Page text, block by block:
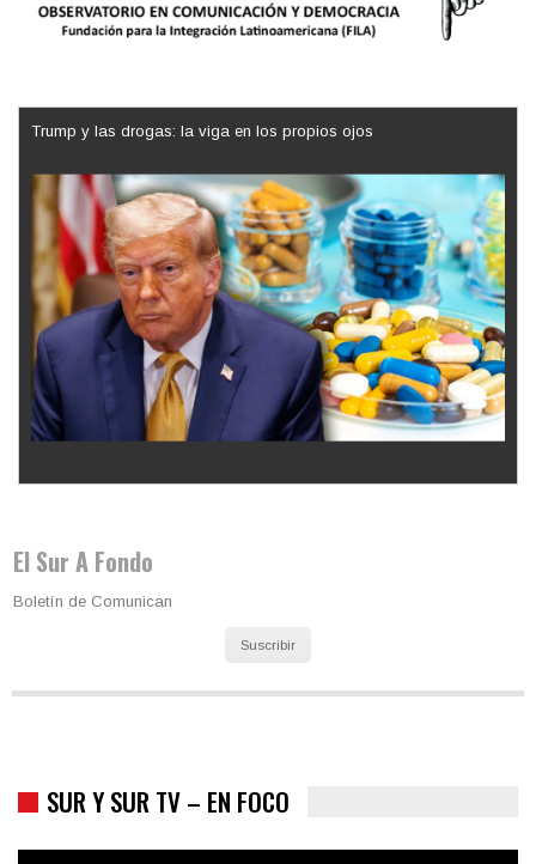
Trump y las drogas: la viga en los propios ojos
El Sur A Fondo
Boletín de Comunican
Suscribir
SUR Y SUR TV – EN FOCO